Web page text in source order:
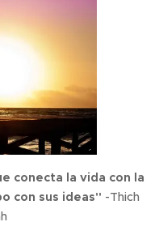
conecta la vida con la
con sus ideas" -Thich